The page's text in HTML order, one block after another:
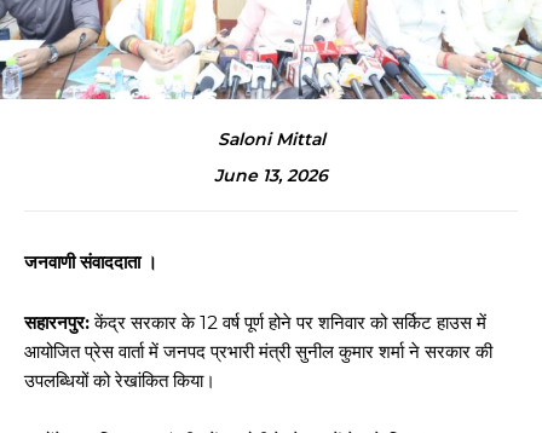
Saloni Mittal
June 13, 2026
जनवाणी संवाददाता ।
सहारनपुर:केंद्र सरकार के 12 वर्ष पूर्ण होने पर शनिवार को सर्किट हाउस में
आयोजित प्रेस वार्ता में जनपद प्रभारी मंत्री सुनील कुमार शर्मा ने सरकार की
उपलब्धियों को रेखांकित किया।